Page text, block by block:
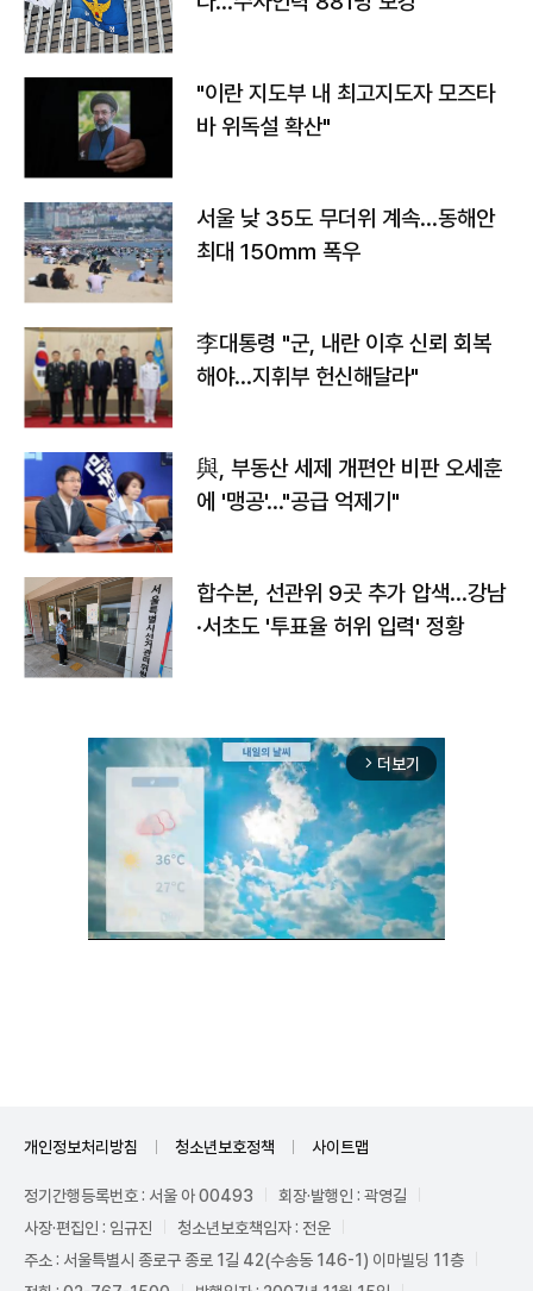
"이란 지도부 내 최고지도자 모즈타
바 위독설 확산"
서울 낮 35도 무더위 계속…동해안
최대 150㎜ 폭우
李대통령 "군, 내란 이후 신뢰 회복
해야…지휘부 헌신해달라"
與, 부동산 세제 개편안 비판 오세훈
에 '맹공'…"공급 억제기"
합수본, 선관위 9곳 추가 압색…강남
·서초도 '투표율 허위 입력' 정황
arrow_forward_ios 더보기
개인정보처리방침 청소년보호정책 사이트맵
정기간행등록번호 : 서울 아 00493
회장·발행인 : 곽영길
사장·편집인 : 임규진
청소년보호책임자 : 전운
주소 : 서울특별시 종로구 종로 1길 42(수송동 146-1) 이마빌딩 11층